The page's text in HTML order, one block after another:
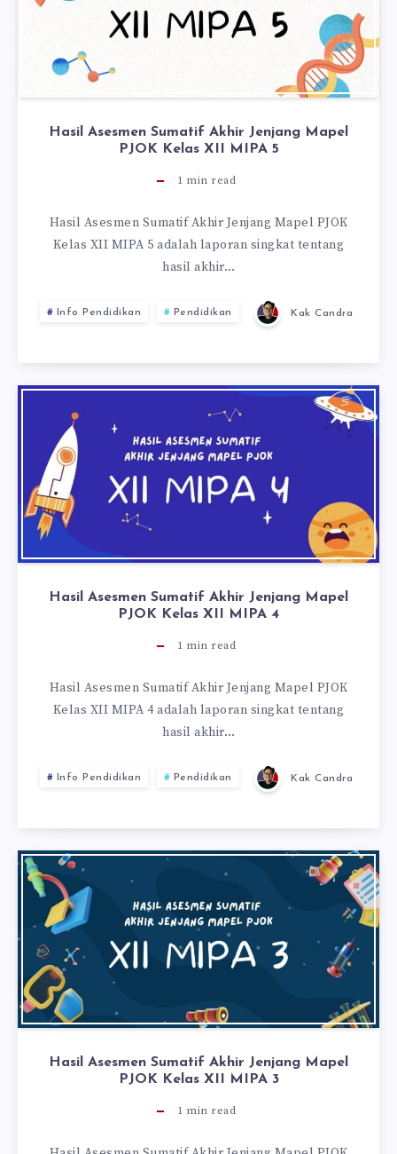
Hasil Asesmen Sumatif Akhir Jenjang Mapel
PJOK Kelas XII MIPA 5
1 min read
Hasil Asesmen Sumatif Akhir Jenjang Mapel PJOK
Kelas XII MIPA 5 adalah laporan singkat tentang
hasil akhir…
Info Pendidikan Pendidikan Kak Candra
Hasil Asesmen Sumatif Akhir Jenjang Mapel
PJOK Kelas XII MIPA 4
1 min read
Hasil Asesmen Sumatif Akhir Jenjang Mapel PJOK
Kelas XII MIPA 4 adalah laporan singkat tentang
hasil akhir…
Info Pendidikan Pendidikan Kak Candra
Hasil Asesmen Sumatif Akhir Jenjang Mapel
PJOK Kelas XII MIPA 3
1 min read